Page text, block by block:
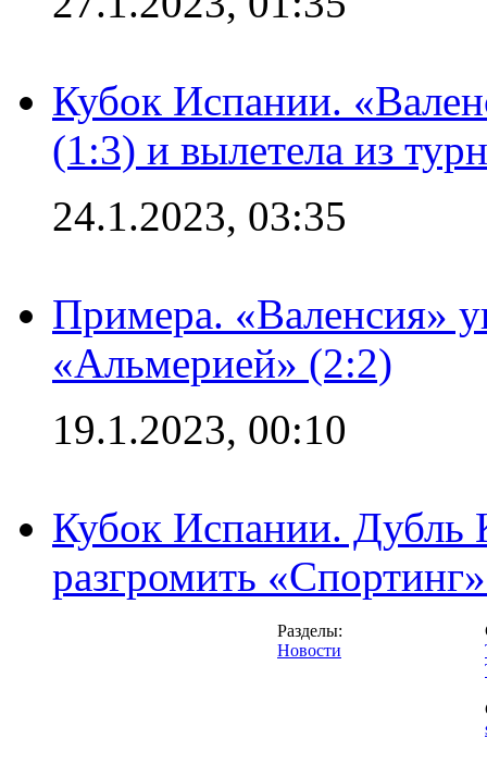
Кубок Испании.
(1:3) и вылетела из
24.1.2023, 03:35
Примера. «Валенсия»
«Альмерией» (2:2)
19.1.2023, 00:10
Кубок Испании. Дубль
разгромить
Разделы:
Новости